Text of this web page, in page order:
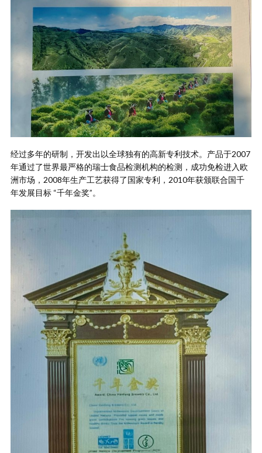
经过多年的研制，开发出以全球独有的高新专利技术。产品于2007
年通过了世界最严格的瑞士食品检测机构的检测，成功免检进入欧
洲市场，2008年生产工艺获得了国家专利，2010年获颁联合国千
年发展目标 “千年金奖”。